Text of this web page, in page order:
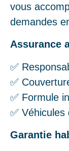
vous
demandes
Assurance
✅
✅
✅ Formule
✅ Véhicules
Garantie